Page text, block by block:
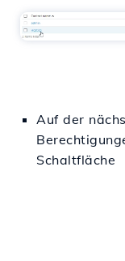
Auf der
Schaltfläche